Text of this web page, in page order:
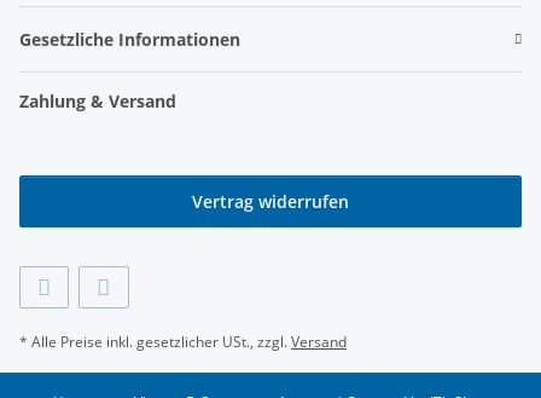
Gesetzliche Informationen
Zahlung & Versand
Vertrag widerrufen
* Alle Preise inkl. gesetzlicher USt., zzgl.Versand